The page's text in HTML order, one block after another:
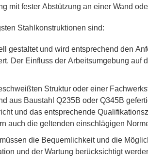
mit fester Abstützung an einer Wand
Stahlkonstruktionen sind:
gestaltet und wird entsprechend den
Der Einfluss der Arbeitsumgebung auf
Struktur oder einer
aus Baustahl Q235B oder Q345B
und das entsprechende
auch die geltenden einschlägigen
die Bequemlichkeit und die
und der Wartung berücksichtigt